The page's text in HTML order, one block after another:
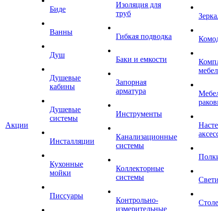
Акции
Биде
Ванны
Душ
Душевые
кабины
Душевые
системы
Инсталляции
Кухонные
мойки
Писсуары
Изоляция для
труб
Гибкая подводка
Баки и емкости
Запорная
арматура
Инструменты
Канализационные
системы
Коллекторные
системы
Контрольно-
измерительные